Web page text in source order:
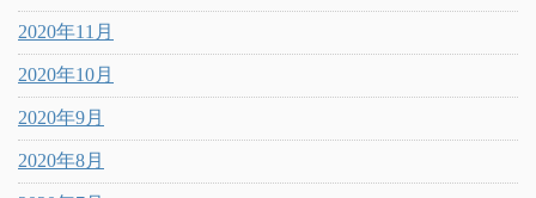
2020年11月
2020年10月
2020年9月
2020年8月